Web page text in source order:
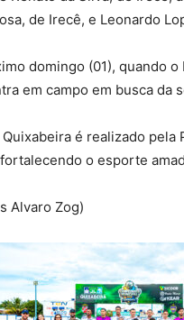
de Irecê, e Leonardo
domingo (01), quando
em campo em busca da
é realizado
o esporte
Alvaro Zog)